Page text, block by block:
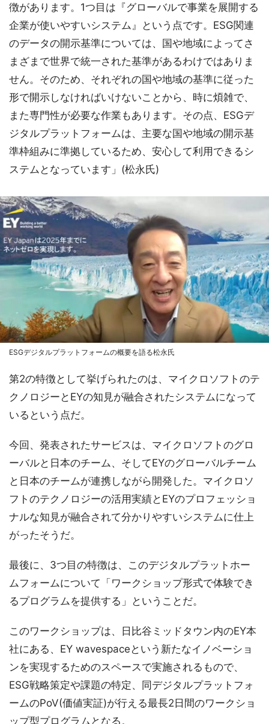
徴があります。1つ目は『グローバルで事業を展開する
企業が使いやすいシステム』という点です。ESG関連
のデータの開示基準については、国や地域によってさ
まざまで世界で統一された基準があるわけではありま
せん。そのため、それぞれの国や地域の基準に従った
形で開示しなければいけないことから、時に煩雑で、
また専門性が必要な作業もあります。その点、ESGデ
ジタルプラットフォームは、主要な国や地域の開示基
準枠組みに準拠しているため、安心して利用できるシ
ステムとなっています」(松永氏)
ESGデジタルプラットフォームの概要を語る松永氏
第2の特徴として挙げられたのは、マイクロソフトのテ
クノロジーとEYの知見が融合されたシステムになって
いるという点だ。
今回、発表されたサービスは、マイクロソフトのグロ
ーバルと日本のチーム、そしてEYのグローバルチーム
と日本のチームが連携しながら開発した。マイクロソ
フトのテクノロジーの活用実績とEYのプロフェッショ
ナルな知見が融合されて分かりやすいシステムに仕上
がったそうだ。
最後に、3つ目の特徴は、このデジタルプラットホー
ムフォームについて「ワークショップ形式で体験でき
るプログラムを提供する」ということだ。
このワークショップは、日比谷ミッドタウン内のEY本
社にある、EY wavespaceという新たなイノベーショ
ンを実現するためのスペースで実施されるもので、
ESG戦略策定や課題の特定、同デジタルプラットフォ
ームのPoV(価値実証)が行える最長2日間のワークショ
ップ型プログラムとなる。